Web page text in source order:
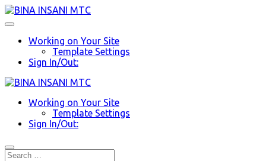
Working on Your Site
Template Settings
Sign In/Out:
Working on Your Site
Template Settings
Sign In/Out: